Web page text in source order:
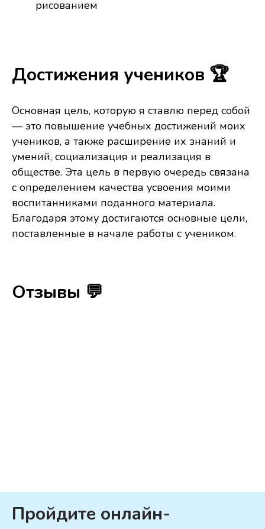
рисованием
Достижения учеников 🏆
Основная цель, которую я ставлю перед собой
— это повышение учебных достижений моих
учеников, а также расширение их знаний и
умений, социализация и реализация в
обществе. Эта цель в первую очередь связана
с определением качества усвоения моими
воспитанниками поданного материала.
Благодаря этому достигаются основные цели,
поставленные в начале работы с учеником.
Отзывы 💬
Пройдите онлайн-